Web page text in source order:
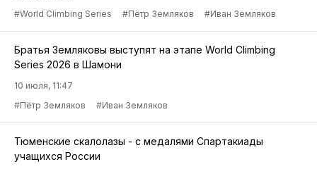
#World Climbing Series
#Пётр Земляков #Иван Земляков
Братья Земляковы выступят на этапе World Climbing
Series 2026 в Шамони
10 июля, 11:47
#Пётр Земляков
#Иван Земляков
Тюменские скалолазы - с медалями Спартакиады
учащихся России